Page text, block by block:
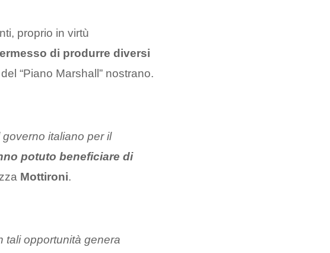
proprio in virtù
di produrre diversi
del “Piano Marshall” nostrano.
italiano per il
potuto beneficiare di
Mottironi.
opportunità genera